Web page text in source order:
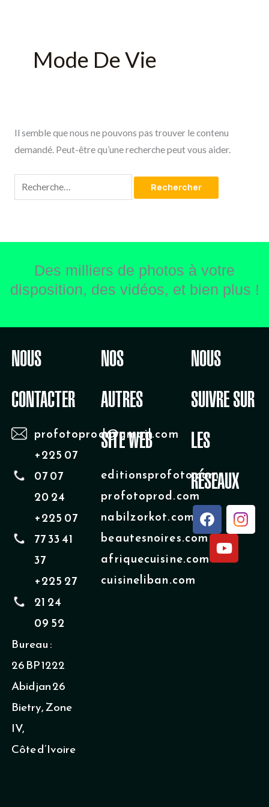
Mode De Vie
Il semble que nous ne pouvons pas trouver le contenu
demandé. Peut-être qu’une recherche peut vous aider.
Des milliers de photos à votre
disposition, des vidéos, et bien plus !
NOUS
CONTACTER
profotoprod@gmail.com
+225 07
07 07
20 24
+225 07
77 33 41
37
+225 27
21 24
09 52
Bureau :
26 BP 1222
Abidjan 26
Bietry, Zone
IV,
Côte d’Ivoire
NOS
AUTRES
SITE WEB
editionsprofoto.com
profotoprod.com
nabilzorkot.com
beautesnoires.com
afriquecuisine.com
cuisineliban.com
NOUS
SUIVRE SUR
LES
RÉSEAUX
F
a
c
e
Y
u
t